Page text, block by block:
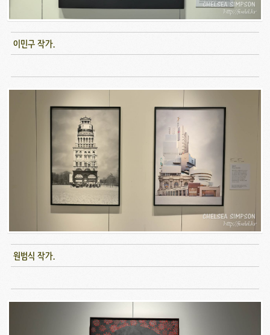
이민구 작가.
원범식 작가.